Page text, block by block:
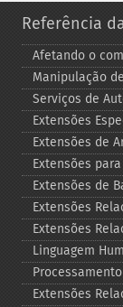
Referência
Afetando o
Manipulação
Serviços de
Extensões
Extensões de
Extensões
Extensões de
Extensões
Extensões
Linguagem
Extensões